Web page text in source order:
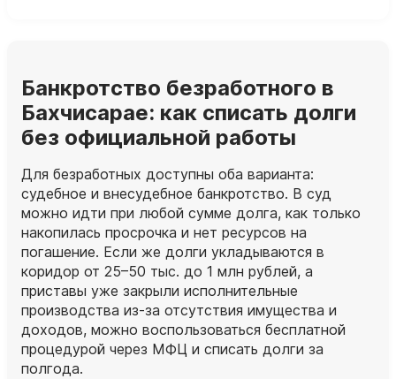
Банкротство безработного в
Бахчисарае: как списать долги
без официальной работы
Для безработных доступны оба варианта:
судебное и внесудебное банкротство. В суд
можно идти при любой сумме долга, как только
накопилась просрочка и нет ресурсов на
погашение. Если же долги укладываются в
коридор от 25–50 тыс. до 1 млн рублей, а
приставы уже закрыли исполнительные
производства из‑за отсутствия имущества и
доходов, можно воспользоваться бесплатной
процедурой через МФЦ и списать долги за
полгода.